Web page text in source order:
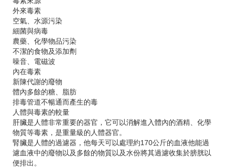
外來毒素
空氣、水源污染
細菌與病毒
農藥、化學物品污染
不潔的食物及添加劑
噪音、電磁波
內在毒素
新陳代謝的廢物
體內多餘的糖、脂肪
排毒管道不暢通而產生的毒
人體與毒素的較量
肝臟是人體非常重要的器官，它可以消解進入體內的酒精、化學
物質等毒素，是重量級的人體器官。
腎臟是人體的過濾器，他每天可以處理約170公斤的血液他能過
濾血液中的廢物以及多餘的物質以及水份將其過濾收集於膀胱以
便排出。